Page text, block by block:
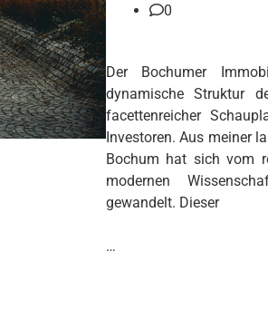
0
Der Bochumer
dynamische Struktur
facettenreicher
Investoren. Aus meiner
Bochum hat sich vom
modernen
gewandelt. Dieser
…